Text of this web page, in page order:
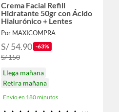
Crema Facial Refill
Hidratante 50gr con Ácido
Hialurónico + Lentes
Por MAXICOMPRA
S/ 54.90 -63%
S/ 150
Llega mañana
Retira mañana
Envío en 180 minutos